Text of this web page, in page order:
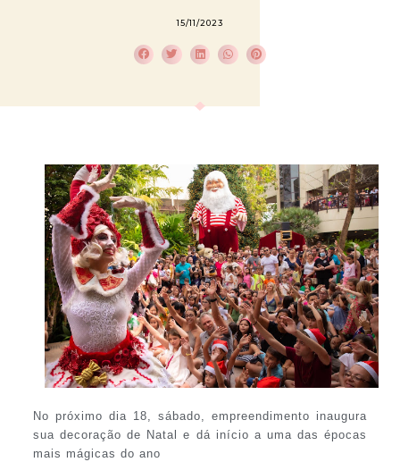
15/11/2023
No próximo dia 18, sábado, empreendimento inaugura
sua decoração de Natal e dá início a uma das épocas
mais mágicas do ano